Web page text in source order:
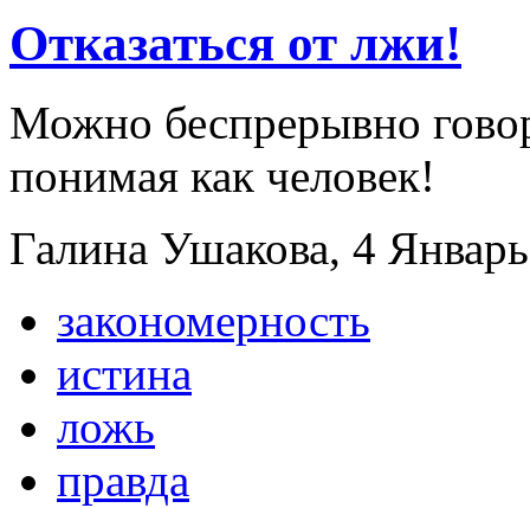
Отказаться от лжи!
Можно беспрерывно
понимая как человек!
Галина Ушакова, 4
закономерность
истина
ложь
правда